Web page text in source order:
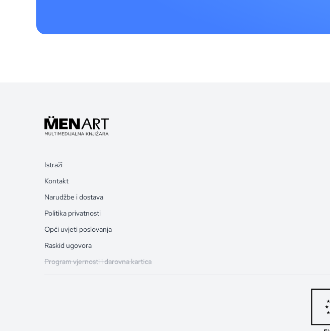
Istraži
Kontakt
Narudžbe i dostava
Politika privatnosti
Opći uvjeti poslovanja
Raskid ugovora
Program vjernosti i darovna kartica